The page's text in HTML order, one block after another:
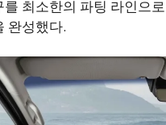
를 최소한의 파팅 라인으
완성했다.